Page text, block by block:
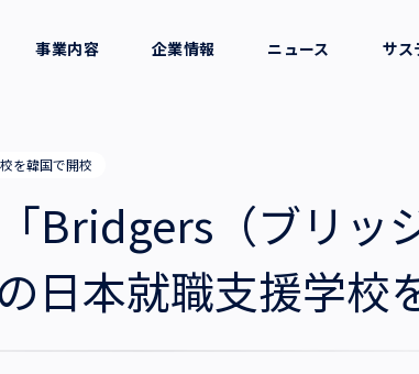
事業内容
就労支援
企業情報
拠点一覧
ニュース サス
を韓国で開校
Bridgers（ブリッ
日本就職支援学校